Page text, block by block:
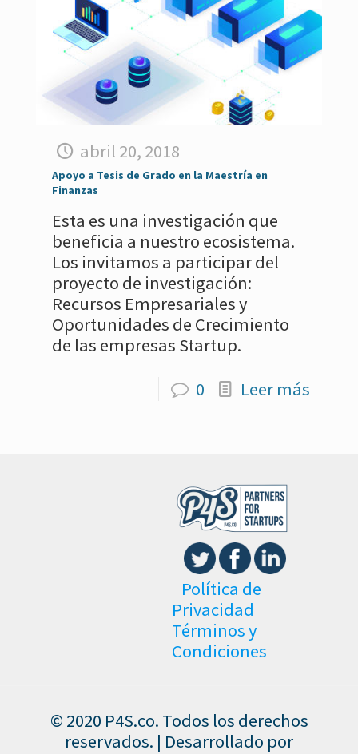
abril 20, 2018
Apoyo a Tesis de Grado en la Maestría en
Finanzas
Esta es una investigación que
beneficia a nuestro ecosistema.
Los invitamos a participar del
proyecto de investigación:
Recursos Empresariales y
Oportunidades de Crecimiento
de las empresas Startup.
0
Leer más
Política de
Privacidad
Términos y
Condiciones
© 2020 P4S.co. Todos los derechos
reservados. | Desarrollado por